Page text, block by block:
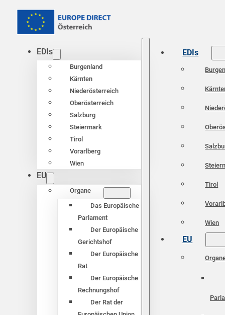
EDIs
Burgenland
Kärnten
Niederösterreich
Oberösterreich
Salzburg
Steiermark
Tirol
Vorarlberg
Wien
EU
Organe
Das Europäische
Parlament
Der Europäische
Gerichtshof
Der Europäische
Rat
Der Europäische
Rechnungshof
Der Rat der
EDIs
Tirol
Wien
EU